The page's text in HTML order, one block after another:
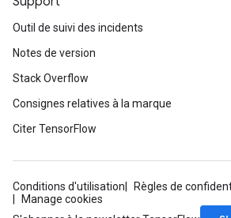
Outil de suivi des incidents
Notes de version
Stack Overflow
Consignes relatives à la marque
Citer TensorFlow
Conditions d'utilisation
Règles de
Manage cookies